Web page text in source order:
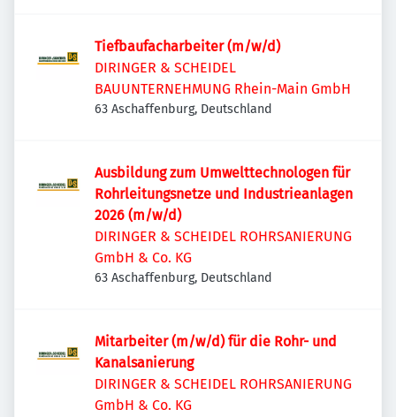
Tiefbaufacharbeiter (m/w/d)
DIRINGER & SCHEIDEL
BAUUNTERNEHMUNG Rhein-Main GmbH
63 Aschaffenburg, Deutschland
Ausbildung zum Umwelttechnologen für
Rohrleitungsnetze und Industrieanlagen
2026 (m/w/d)
DIRINGER & SCHEIDEL ROHRSANIERUNG
GmbH & Co. KG
63 Aschaffenburg, Deutschland
Mitarbeiter (m/w/d) für die Rohr- und
Kanalsanierung
DIRINGER & SCHEIDEL ROHRSANIERUNG
GmbH & Co. KG